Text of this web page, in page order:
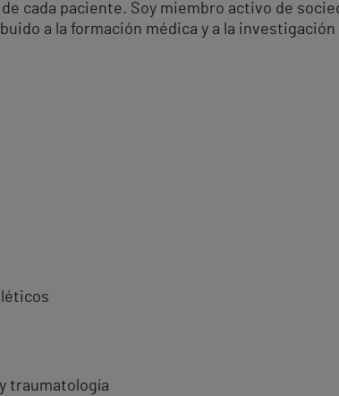
cada paciente. Soy miembro activo de
a la formación médica y a la
traumatología